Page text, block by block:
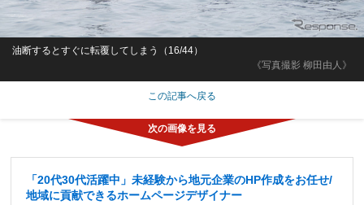
《写真撮影 柳田由人》
油断するとすぐに転覆してしまう（16/44）
この記事へ戻る
「20代30代活躍中」未経験から地元企業のHP作成をお任せ/
地域に貢献できるホームページデザイナー